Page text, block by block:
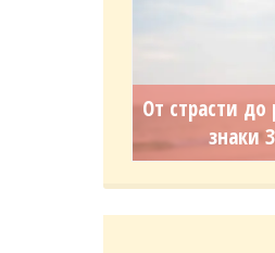
От страсти до
знаки